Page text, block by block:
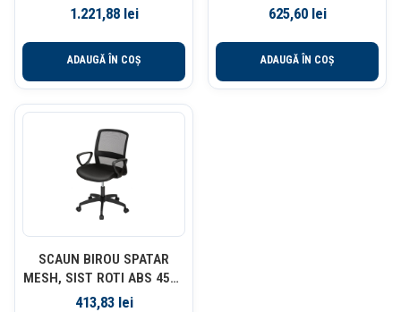
4913S DELI
1.221,88 lei
ADAUGĂ ÎN COȘ
87080 DELI
625,60 lei
ADAUGĂ ÎN COȘ
SCAUN BIROU SPATAR
MESH, SIST ROTI ABS 4507
NEGRU DELI
413,83 lei